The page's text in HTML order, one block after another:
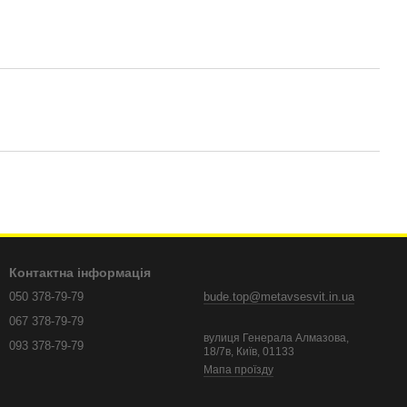
Контактна інформація
050 378-79-79
067 378-79-79
093 378-79-79
bude.top@metavsesvit.in.ua
вулиця Генерала Алмазова,
18/7в, Київ, 01133
Мапа проїзду